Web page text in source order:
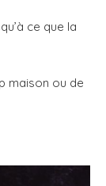
ce que la
maison ou de